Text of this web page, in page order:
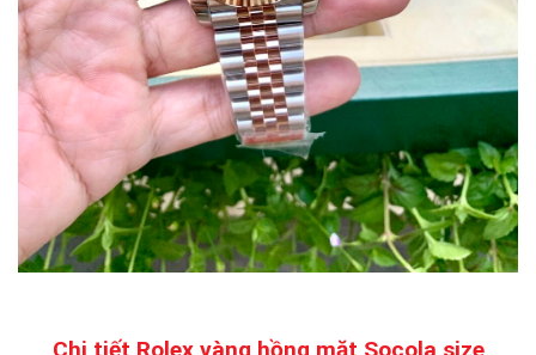
Chi tiết Rolex vàng hồng mặt Socola size